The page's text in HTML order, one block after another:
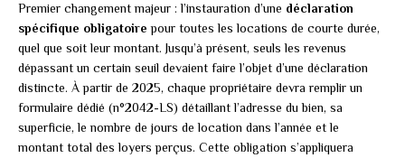
Premier changement majeur : l’instauration d’une déclaration
spécifique obligatoire pour toutes les locations de courte durée,
quel que soit leur montant. Jusqu’à présent, seuls les revenus
dépassant un certain seuil devaient faire l’objet d’une déclaration
distincte. À partir de 2025, chaque propriétaire devra remplir un
formulaire dédié (n°2042-LS) détaillant l’adresse du bien, sa
superficie, le nombre de jours de location dans l’année et le
montant total des loyers perçus. Cette obligation s’appliquera